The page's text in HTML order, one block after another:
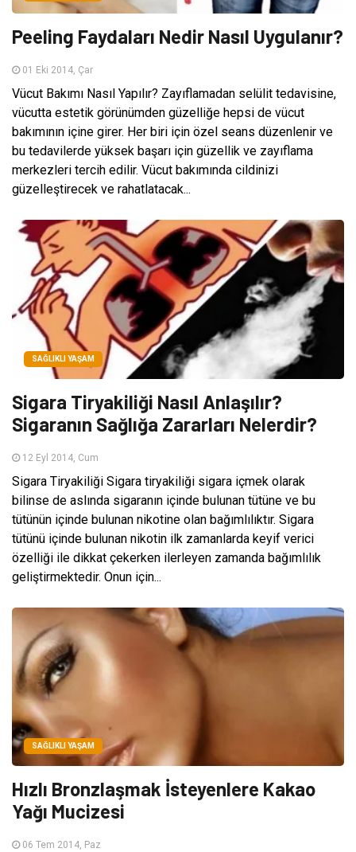
Peeling Faydaları Nedir Nasıl Uygulanır?
01 Eki 2014, Çar
Vücut Bakımı Nasıl Yapılır? Zayıflamadan selülit tedavisine,
vücutta estetik görünümden güzelliğe hepsi de vücut
bakımının içine girer. Her biri için özel seans düzenlenir ve
bu tedavilerde yüksek başarı için güzellik ve zayıflama
merkezleri tercih edilir. Vücut bakımında cildinizi
güzelleştirecek ve rahatlatacak...
SAĞLIKLI YAŞAM
Sigara Tiryakiliği Nasıl Anlaşılır?
Sigaranın Sağlığa Zararları Nelerdir?
12 Eyl 2014, Cum
Sigara Tiryakiliği Sigara tiryakiliği sigara içmek olarak
bilinse de aslında sigaranın içinde bulunan tütüne ve bu
tütünün içinde bulunan nikotine olan bağımlılıktır. Sigara
tütünü içinde bulunan nikotin ilk zamanlarda keyif verici
özelliği ile dikkat çekerken ilerleyen zamanda bağımlılık
geliştirmektedir. Onun için...
SAĞLIKLI YAŞAM
Hızlı Bronzlaşmak İsteyenlere Kakao
Yağı Mucizesi
06 Tem 2014, Paz